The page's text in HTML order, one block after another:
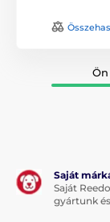
Saját
Saját
gyártunk